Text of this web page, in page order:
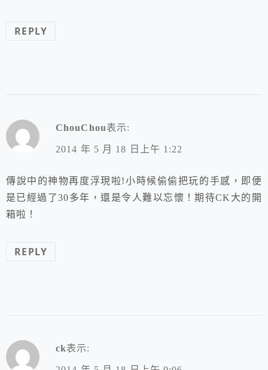
REPLY
ChouChou表示:
2014 年 5 月 18 日上午 1:22
傳說中的神物再度浮現啦!小時候偷偷把玩的手感，即便
是已經過了30多年，還是令人難以忘懷！期待CK大的開
箱啦！
REPLY
ck表示: